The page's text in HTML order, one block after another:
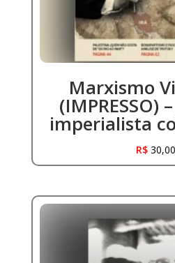
Marxismo
(IMPRESSO)
imperialista
R$ 30,00